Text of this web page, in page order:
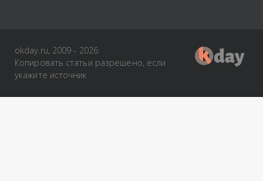
okday.ru, 2009 - 2026
Копировать статьи разрешено, если
укажите источник